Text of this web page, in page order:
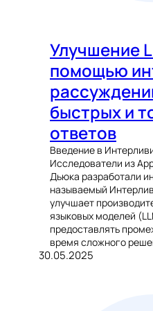
Улучшение
помощью
быстрых и
ответов
Введение в
Исследователи из
Дьюка разработали
называемый
улучшает
языковых моделей
предоставлять
время сложного
30.05.2025